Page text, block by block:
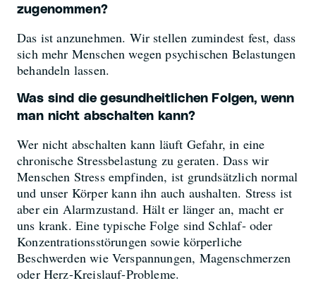
zugenommen?
Das ist anzunehmen. Wir stellen zumindest fest, dass
sich mehr Menschen wegen psychischen Belastungen
behandeln lassen.
Was sind die gesundheitlichen Folgen, wenn
man nicht abschalten kann?
Wer nicht abschalten kann läuft Gefahr, in eine
chronische Stressbelastung zu geraten. Dass wir
Menschen Stress empfinden, ist grundsätzlich normal
und unser Körper kann ihn auch aushalten. Stress ist
aber ein Alarmzustand. Hält er länger an, macht er
uns krank. Eine typische Folge sind Schlaf- oder
Konzentrationsstörungen sowie körperliche
Beschwerden wie Verspannungen, Magenschmerzen
oder Herz-Kreislauf-Probleme.